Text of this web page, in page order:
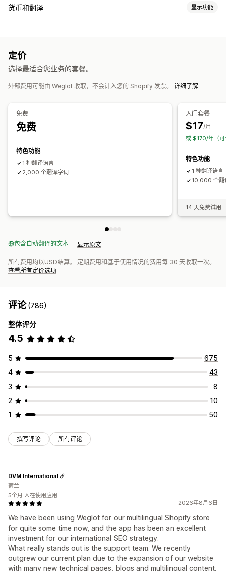
货币和翻译 显示功能
元字段翻译
自动重定向 语言切换器 切换器设计
定价
选择最适合您业务的套餐。
外部费用可能由 Weglot 收取，不会计入您的 Shopify 发票。 详细了解
免费
免费
特色功能
1 种翻译语言
2,000 个翻译字词
入门套餐
$17/月
或 $170/年（可
特色功能
1 种翻译语言
10,000 个翻
14 天免费试用
包含自动翻译的文本 显示原文
所有费用均以USD结算。 定期费用和基于使用情况的费用每 30 天收取一次。
查看所有定价选项
评论(786)
整体评分
4.5
5
675
4
43
3
8
2
10
1
50
撰写评论 所有评论
2026年8月6日
We have been using Weglot for our multilingual Shopify store
for quite some time now, and the app has been an excellent
investment for our international SEO strategy.
What really stands out is the support team. We recently
outgrew our current plan due to the expansion of our website
with many new technical pages, blogs and multilingual content.
DVM International
荷兰
5个月 人在使用应用